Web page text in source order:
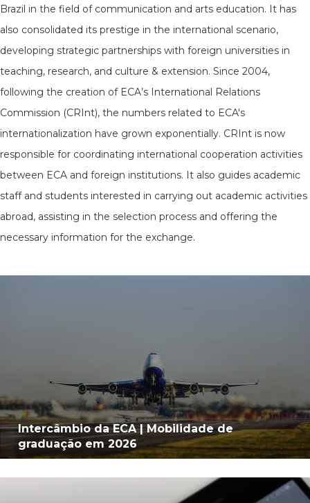
Brazil in the field of communication and arts education. It has
also consolidated its prestige in the international scenario,
developing strategic partnerships with foreign universities in
teaching, research, and culture & extension. Since 2004,
following the creation of ECA’s International Relations
Commission (CRInt), the numbers related to ECA's
internationalization have grown exponentially. CRInt is now
responsible for coordinating international cooperation activities
between ECA and foreign institutions. It also guides academic
staff and students interested in carrying out academic activities
abroad, assisting in the selection process and offering the
necessary information for the exchange.
Intercâmbio da ECA | Mobilidade de
graduação em 2026